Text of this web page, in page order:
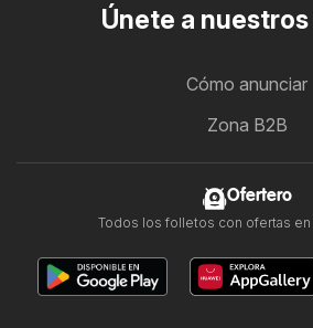
Únete a
Cómo anunciar
Zona B2B
Ofertero
Todos los folletos con ofertas en